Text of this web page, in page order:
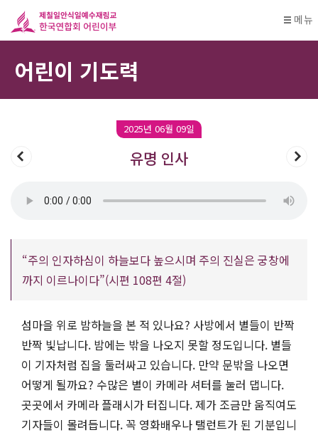
메뉴
어린이 기도력
2025년 06월 09일
유명 인사
“주의 인자하심이 하늘보다 높으시며 주의 진실은 궁창에
까지 이르나이다”(시편 108편 4절)
섬마을 위로 밤하늘을 본 적 있나요? 사방에서 별들이 반짝
반짝 빛납니다. 밤에는 밖을 나오지 못할 정도입니다. 별들
이 기자처럼 집을 둘러싸고 있습니다. 만약 문밖을 나오면
어떻게 될까요? 수많은 별이 카메라 셔터를 눌러 댑니다.
곳곳에서 카메라 플래시가 터집니다. 제가 조금만 움직여도
기자들이 몰려듭니다. 꼭 영화배우나 탤런트가 된 기분입니